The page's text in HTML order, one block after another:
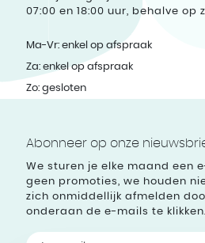
07:00 en 18:00 uur, behalve op
Ma-Vr: enkel op afspraak
Za: enkel op afspraak
Zo: gesloten
Abonneer op onze
We sturen je elke maand een
geen promoties, we houden
zich onmiddellijk afmelden
onderaan de e-mails te klikken.